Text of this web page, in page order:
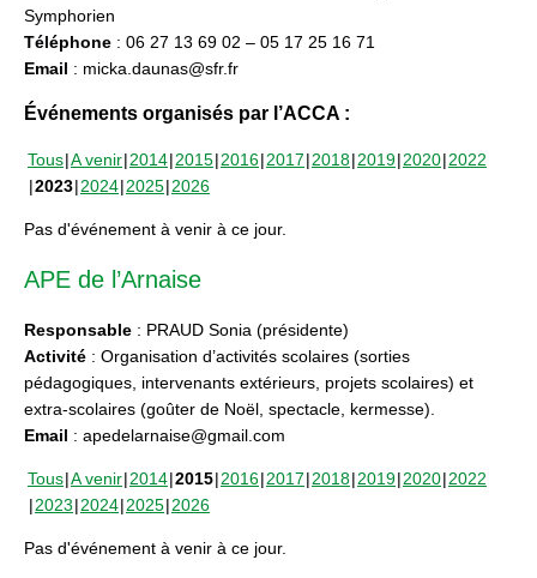
Symphorien
Téléphone : 06 27 13 69 02 – 05 17 25 16 71
Email : micka.daunas@sfr.fr
Événements organisés par l’ACCA :
Tous A venir 2014 2015 2016 2017 2018 2019 2020 2022
2023 2024 2025 2026
Pas d'événement à venir à ce jour.
APE de l’Arnaise
Responsable : PRAUD Sonia (présidente)
Activité : Organisation d’activités scolaires (sorties
pédagogiques, intervenants extérieurs, projets scolaires) et
extra-scolaires (goûter de Noël, spectacle, kermesse).
Email : apedelarnaise@gmail.com
Tous A venir 2014 2015 2016 2017 2018 2019 2020 2022
2023 2024 2025 2026
Pas d'événement à venir à ce jour.